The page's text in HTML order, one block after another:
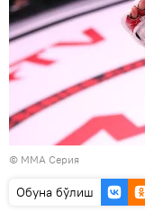
© ММА Серия
Oбуна бўлиш